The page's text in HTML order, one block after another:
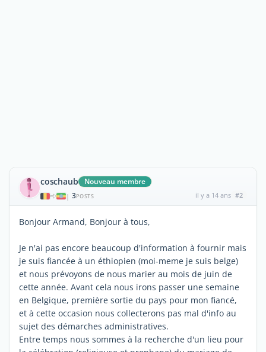
coschaub Nouveau membre
| 3POSTS il y a 14 ans #2
Bonjour Armand, Bonjour à tous,
Je n'ai pas encore beaucoup d'information à fournir mais
je suis fiancée à un éthiopien (moi-meme je suis belge)
et nous prévoyons de nous marier au mois de juin de
cette année. Avant cela nous irons passer une semaine
en Belgique, première sortie du pays pour mon fiancé,
et à cette occasion nous collecterons pas mal d'info au
sujet des démarches administratives.
Entre temps nous sommes à la recherche d'un lieu pour